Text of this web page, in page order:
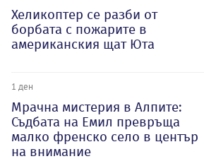
Хеликоптер се разби от
борбата с пожарите в
американския щат Юта
1 ден
Мрачна мистерия в Алпите:
Съдбата на Емил превръща
малко френско село в център
на внимание